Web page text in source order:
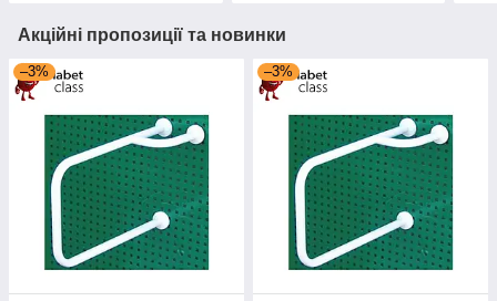
Акційні пропозиції та новинки
–3% –3%